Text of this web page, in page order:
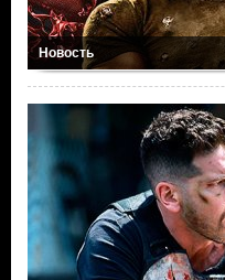
Новость